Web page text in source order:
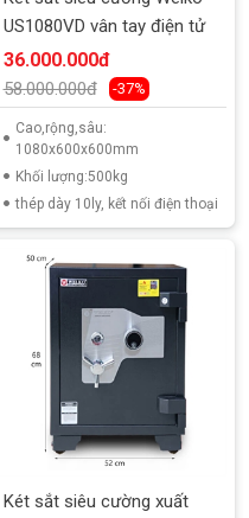
US1080VD vân tay điện tử
36.000.000đ
58.000.000đ -37%
Cao,rộng,sâu:
1080x600x600mm
Khối lượng:500kg
thép dày 10ly, kết nối điện thoại
Két sắt siêu cường xuất